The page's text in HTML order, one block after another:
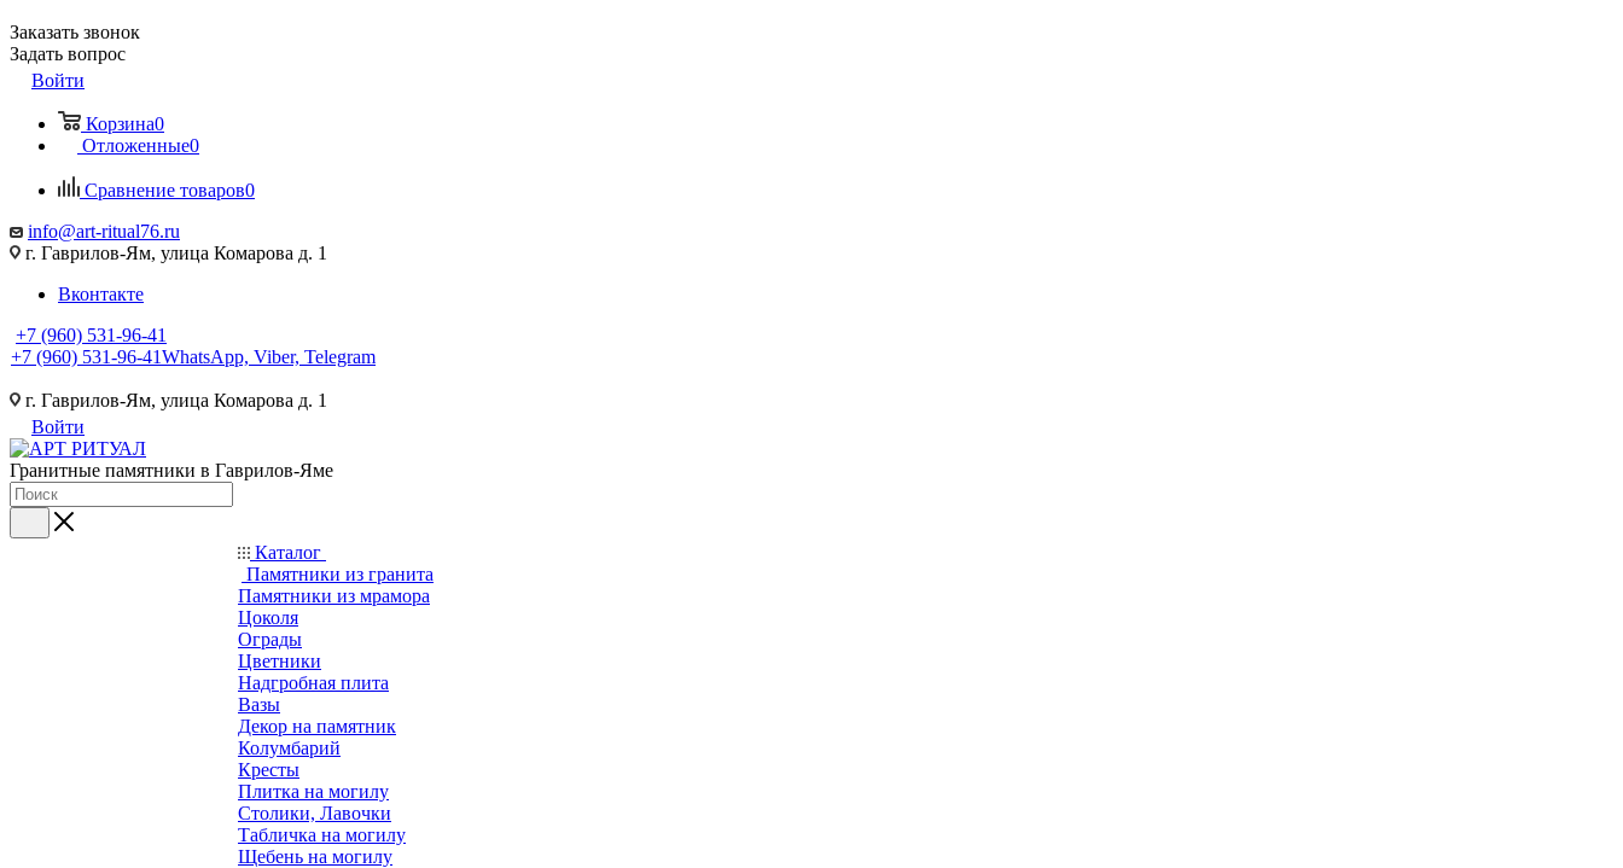
Заказать звонок
Задать вопрос
Войти
Корзина0
Отложенные0
Сравнение товаров0
info@art-ritual76.ru
г. Гаврилов-Ям, улица Комарова д. 1
Вконтакте
+7 (960) 531-96-41
+7 (960) 531-96-41WhatsApp, Viber, Telegram
г. Гаврилов-Ям, улица Комарова д. 1
Войти
Гранитные памятники в Гаврилов-Яме
Каталог
Памятники из гранита
Памятники из мрамора
Цоколя
Ограды
Цветники
Надгробная плита
Вазы
Декор на памятник
Колумбарий
Кресты
Плитка на могилу
Столики, Лавочки
Табличка на могилу
Щебень на могилу